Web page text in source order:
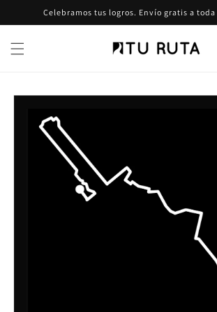
directamente
al contenido
Celebramos tus logros. Envío gratis a
directamente
información
del producto